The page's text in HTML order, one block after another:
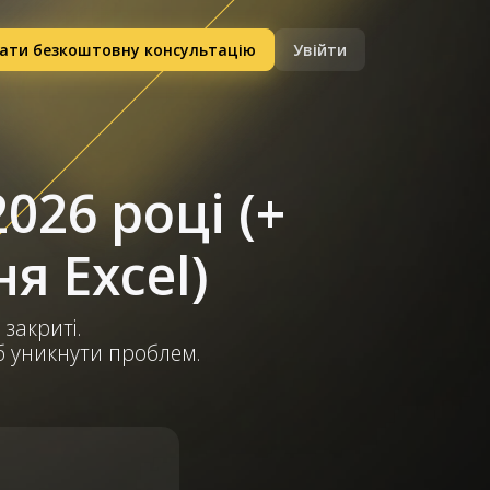
безкоштовну консультацію Увійти
році (+
Excel)
уникнути проблем.